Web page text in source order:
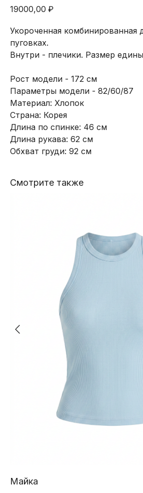
19000,00 ₽
Укороченная комбинированная
пуговках.
Внутри - плечики. Размер
Рост модели - 172 см
Параметры модели - 82/60/87
Материал: Хлопок
Страна: Корея
Длина по спинке: 46 см
Длина рукава: 62 см
Обхват груди: 92 см
Смотрите также
Майка